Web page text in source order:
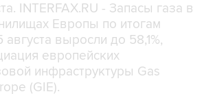
INTERFAX.RU - Запасы газа в
Европы по итогам
августа выросли до 58,1%,
европейских
инфраструктуры Gas
(GIE).